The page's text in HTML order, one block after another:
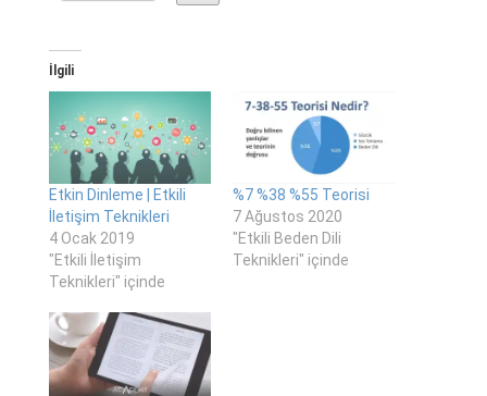
İlgili
Etkin Dinleme | Etkili
İletişim Teknikleri
4 Ocak 2019
"Etkili İletişim
Teknikleri" içinde
%7 %38 %55 Teorisi
7 Ağustos 2020
"Etkili Beden Dili
Teknikleri" içinde